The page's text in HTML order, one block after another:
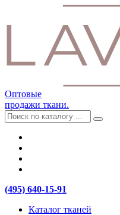
Оптовые
продажи ткани.
(495) 640-15-91
Каталог тканей